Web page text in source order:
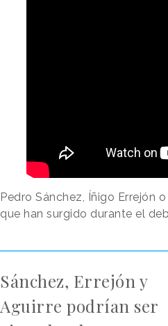
Pedro Sánchez, Íñigo Errejón
que han surgido durante el
Sánchez, Errejón y
Aguirre podrían ser